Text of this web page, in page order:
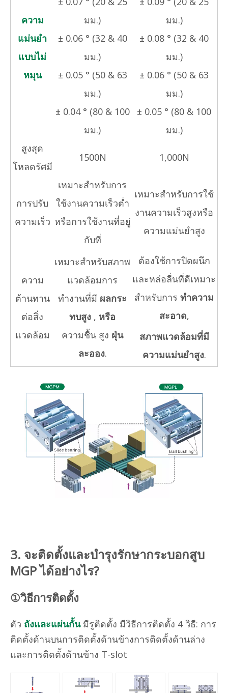
ความ
แม่นยำ
แบบไม่
หมุน
มม.)
มม.)
± 0.06 ° (32 & 40
มม.)
± 0.08 ° (32 & 40
มม.)
± 0.05 ° (50 & 63
มม.)
± 0.06 ° (50 & 63
มม.)
± 0.04 ° (80 & 100
มม.)
± 0.05 ° (80 & 100
มม.)
สูงสุด
โหลดรัศมี
1500N 1,000N
การปรับ
ความเร็ว
เหมาะสำหรับการ
ใช้งานความเร็วต่ำ
หรือการใช้งานที่อยู่
กับที่
เหมาะสำหรับการใช้
งานความเร็วสูงหรือ
ความแม่นยำสูง
ความ
ต้านทาน
ต่อสิ่ง
แวดล้อม
เหมาะสำหรับสภาพ
แวดล้อมการ
ทำงานที่มี ผลกระ
ทบสูง , หรือ
ความชื้น สูง ฝุ่น
ละออง.
ต้องใช้การปิดผนึก
และหล่อลื่นที่ดีเหมาะ
สำหรับการ ทำความ
สะอาด,
สภาพแวดล้อมที่มี
ความแม่นยำสูง.
3. จะติดตั้งและบำรุงรักษากระบอกสูบ
MGP ได้อย่างไร?
①วิธีการติดตั้ง
ตัว ถังและแผ่นกั้น มีรูติดตั้ง มีวิธีการติดตั้ง 4 วิธี: การ
ติดตั้งด้านบนการติดตั้งด้านข้างการติดตั้งด้านล่าง
และการติดตั้งด้านข้าง T-slot